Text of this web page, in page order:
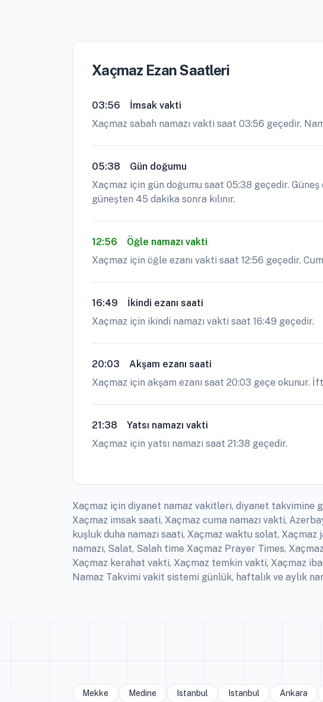
Xaçmaz Ezan Saatleri
03:56
İmsak vakti
Xaçmaz sabah namazı vakti saat 03:56 geçedir.
05:38
Gün doğumu
Xaçmaz için gün doğumu saat 05:38 geçedir.
güneşten 45 dakika sonra kılınır.
12:56
Öğle namazı vakti
Xaçmaz için öğle ezanı vakti saat 12:56 geçedir.
16:49
İkindi ezanı saati
Xaçmaz için ikindi namazı vakti saat 16:49 geçedir.
20:03
Akşam ezanı saati
Xaçmaz için akşam ezanı saat 20:03 geçe okunur.
21:38
Yatsı namazı vakti
Xaçmaz için yatsı namazı saat 21:38 geçedir.
Xaçmaz için diyanet namaz vakitleri, diyanet takvimine
Xaçmaz imsak saati, Xaçmaz cuma namazı vakti,
kuşluk duha namazı saati, Xaçmaz waktu solat,
namazı, Salat, Salah time Xaçmaz Prayer Times,
Xaçmaz kerahat vakti, Xaçmaz temkin vakti, Xaçmaz
Namaz Takvimi vakit sistemi günlük, haftalık ve aylık
Mekke Medine Istanbul Istanbul Ankara